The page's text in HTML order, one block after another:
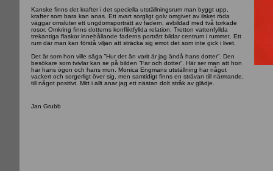
Kanske finns det krafter i det speciella utställningsrum man byggt upp,
krafter som bara kan anas. Ett svart sorgligt golv omgivet av ilsket röda
väggar omsluter ett ungdomsporträtt av fadern, avbildad med två torkade
rosor. Omkring finns dotterns konfliktfyllda relation. Tretton vattenfyllda
trekantiga flaskor innehållande faderns porträtt bildar centrum i rummet. Ett
rum där man kan förstå viljan att sträcka sig emot det som inte gick i livet.
Det är som hon ville säga ­”Hur det än varit är jag ändå hans dotter”. Den
besökare som tvivlar kan se på bilden ”Far och dotter”. Här ser man att hon
har hans ögon och hans mun. Monica Engmans utställning har något
vackert och sorgerligt över sig, men samtidigt finns en strävan till närmande,
till något positivt. Mitt i allt anar jag ett nästan dolt stråk av glädje.
Jan Grubb